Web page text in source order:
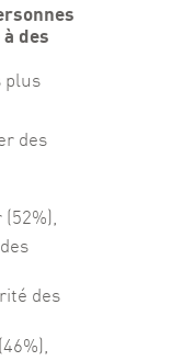
des
plus
des
des